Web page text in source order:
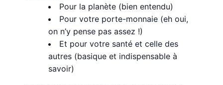
Pour la planète (bien entendu)
Pour votre porte-monnaie (eh oui,
on n’y pense pas assez !)
Et pour votre santé et celle des
autres (basique et indispensable à
savoir)